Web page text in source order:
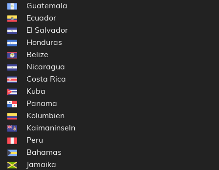
Guatemala
Ecuador
El Salvador
Honduras
Belize
Nicaragua
Costa Rica
Kuba
Panama
Kolumbien
Kaimaninseln
Peru
Bahamas
Jamaika